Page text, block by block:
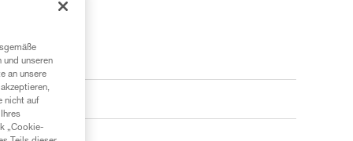
und unseren
an unsere
nicht auf
„Cookie-